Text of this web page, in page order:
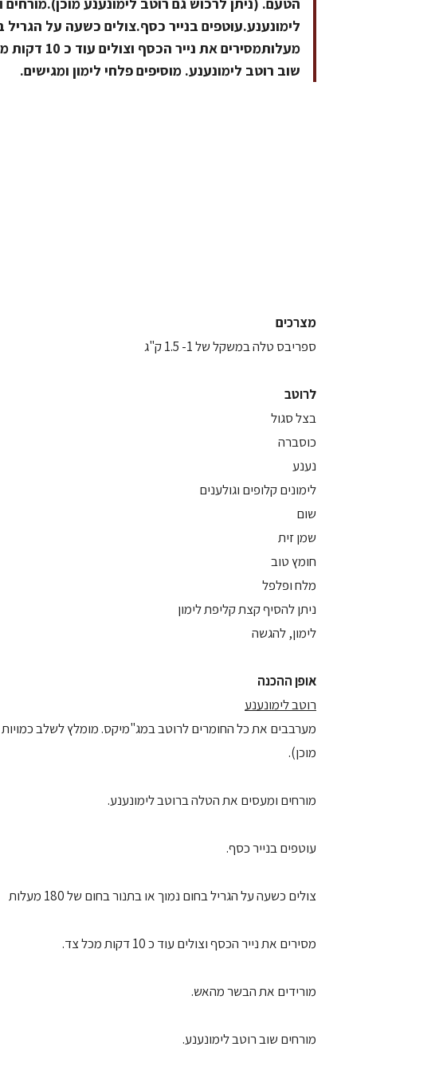
שוב רוטב לימונענע. מוסיפים פלחי לימון ומגישים.
מצרכים
ספריבס טלה במשקל של 1- 1.5 ק"ג
לרוטב
בצל סגול
כוסברה
נענע
לימונים קלופים וגולענים
שום
שמן זית
חומץ טוב
מלח ופלפל
ניתן להסיף קצת קליפת לימון
לימון, להגשה
אופן ההכנה
רוטב לימונענע
מערבבים את כל החומרים לרוטב במג"מיקס. מומלץ לשלב כמויות
מוכן).
מורחים ומעסים את הטלה ברוטב לימונענע.
עוטפים בנייר כסף.
צולים כשעה על הגריל בחום נמוך או בתנור בחום של 180 מעלות
מסירים את נייר הכסף וצולים עוד כ 10 דקות מכל צד.
מורידים את הבשר מהאש.
מורחים שוב רוטב לימונענע.